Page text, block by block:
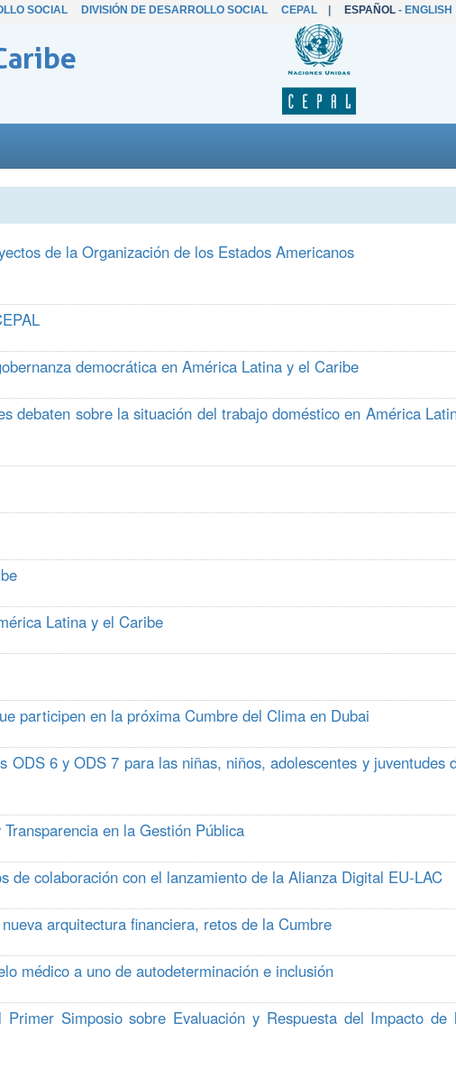
SOCIAL DIVISIÓN DE DESARROLLO SOCIAL CEPAL| ESPAÑOL- ENGLISH
de la Organización de los Estados Americanos
democrática en América Latina y el Caribe
debaten sobre la situación del trabajo doméstico en América
Latina y el Caribe
participen en la próxima Cumbre del Clima en Dubai
6 y ODS 7 para las niñas, niños, adolescentes y juventudes
en la Gestión Pública
colaboración con el lanzamiento de la Alianza Digital EU-LAC
arquitectura financiera, retos de la Cumbre
médico a uno de autodeterminación e inclusión
Simposio sobre Evaluación y Respuesta del Impacto de